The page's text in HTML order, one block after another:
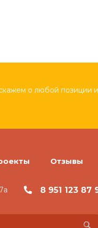
о любой позиции
Отзывы
8 951 123 87